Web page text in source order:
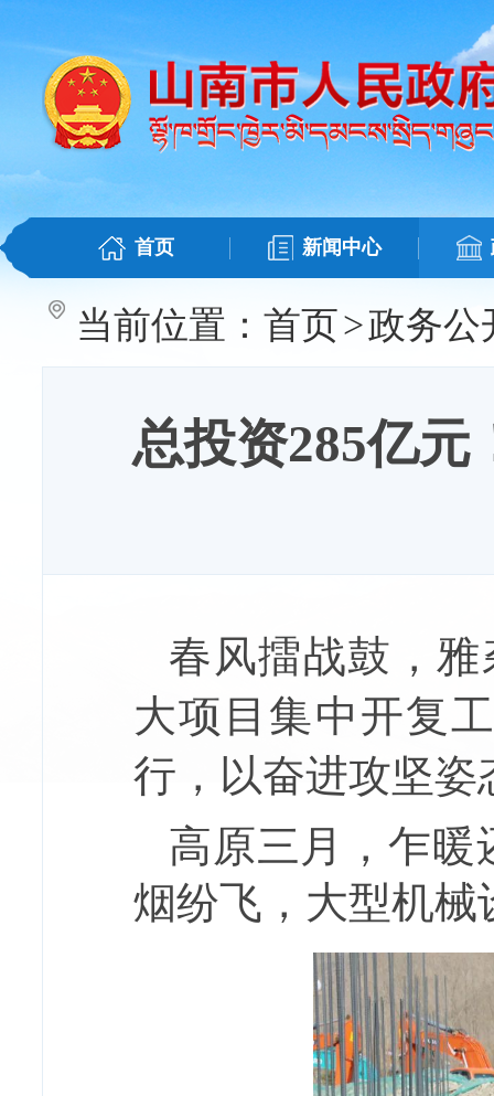
首页 新闻中心
当前位置： 首页>政务公
总投资285亿元
春风擂战鼓，雅
大项目集中开复
行，以奋进攻坚姿
高原三月，乍暖
烟纷飞，大型机械